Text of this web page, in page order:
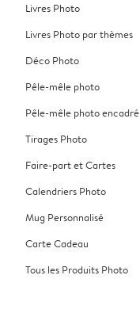
Livres Photo
Livres Photo par thèmes
Déco Photo
Pêle-mêle photo
Pêle-mêle photo encadré
Tirages Photo
Faire-part et Cartes
Calendriers Photo
Mug Personnalisé
Carte Cadeau
Tous les Produits Photo